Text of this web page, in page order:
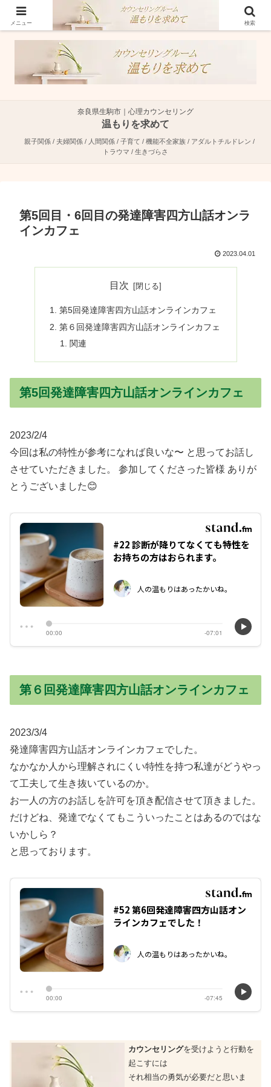
奈良県生駒市で親子関係・夫婦関係・人間関係に特化した心理カウンセラーで
す。
奈良県生駒市｜心理カウンセリング
温もりを求めて
親子関係 / 夫婦関係 / 人間関係 / 子育て / 機能不全家族 / アダルトチルドレン /
トラウマ / 生きづらさ
第5回目・6回目の発達障害四方山話オンラ
インカフェ
2023.04.01
目次
第5回発達障害四方山話オンラインカフェ
第６回発達障害四方山話オンラインカフェ
関連
第5回発達障害四方山話オンラインカフェ
2023/2/4
今回は私の特性が参考になれば良いな〜 と思ってお話し
させていただきました。 参加してくださった皆様 ありが
とうございました😊
第６回発達障害四方山話オンラインカフェ
2023/3/4
発達障害四方山話オンラインカフェでした。
なかなか人から理解されにくい特性を持つ私達がどうやっ
て工夫して生き抜いているのか。
お一人の方のお話しを許可を頂き配信させて頂きました。
だけどね、発達でなくてもこういったことはあるのではな
いかしら？
と思っております。
カウンセリングを受けようと行動を
起こすには
それ相当の勇気が必要だと思いま
メニュー 検索